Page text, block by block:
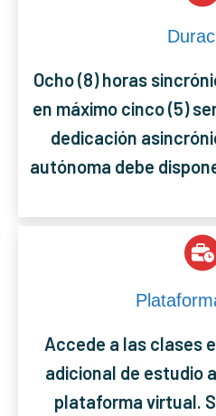
Ocho (8) horas
en máximo cinco (5)
dedicación
autónoma debe
Accede a las clases
adicional de estudio
plataforma virtual.